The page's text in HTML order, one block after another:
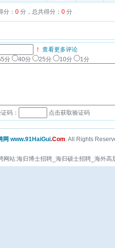
分： 0 分，总共得分： 0 分
！ 查看更多评论
分 40分 25分 10分 1分
码： 点击获取验证码
网 www.91HaiGui.Com. All Rights
网站:海归博士招聘_海归硕士招聘_海外高